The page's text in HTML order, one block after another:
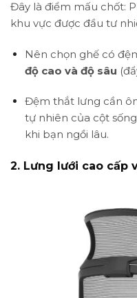
Đây là điểm mấu chốt:
khu vực được đầu tư
Nên chọn ghế có
độ cao và độ sâu
Đệm thắt lưng cần
tự nhiên của cột
khi bạn ngồi lâu.
2. Lưng lưới cao cấp